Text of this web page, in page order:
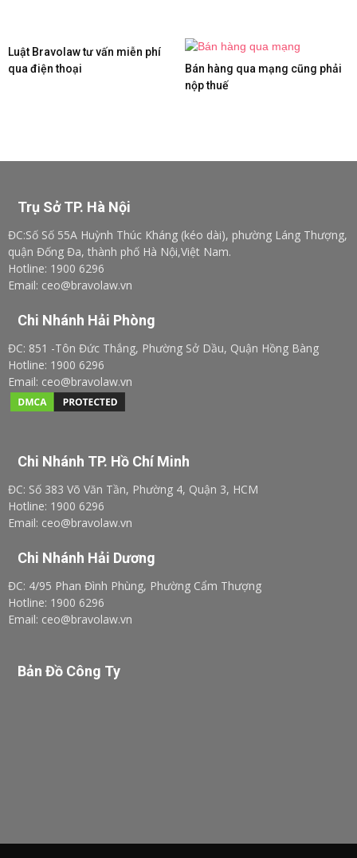
Luật Bravolaw tư vấn miễn phí
qua điện thoại
Bán hàng qua mạng cũng phải
nộp thuế
Trụ Sở TP. Hà Nội
ĐC:Số Số 55A Huỳnh Thúc Kháng (kéo dài), phường Láng Thượng,
quận Đống Đa, thành phố Hà Nội,Việt Nam.
Hotline: 1900 6296
Email: ceo@bravolaw.vn
Chi Nhánh Hải Phòng
ĐC: 851 -Tôn Đức Thắng, Phường Sở Dầu, Quận Hồng Bàng
Hotline: 1900 6296
Email: ceo@bravolaw.vn
Chi Nhánh TP. Hồ Chí Minh
ĐC: Số 383 Võ Văn Tần, Phường 4, Quận 3, HCM
Hotline: 1900 6296
Email: ceo@bravolaw.vn
Chi Nhánh Hải Dương
ĐC: 4/95 Phan Đình Phùng, Phường Cẩm Thượng
Hotline: 1900 6296
Email: ceo@bravolaw.vn
Bản Đồ Công Ty